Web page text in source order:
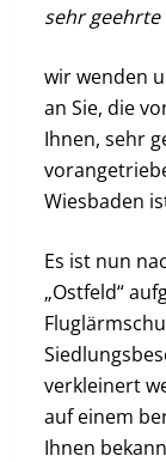
sehr
wir wenden
an Sie, die
Ihnen, sehr
Wiesbaden
Es ist nun
„Ostfeld“
verkleinert
auf einem
Ihnen